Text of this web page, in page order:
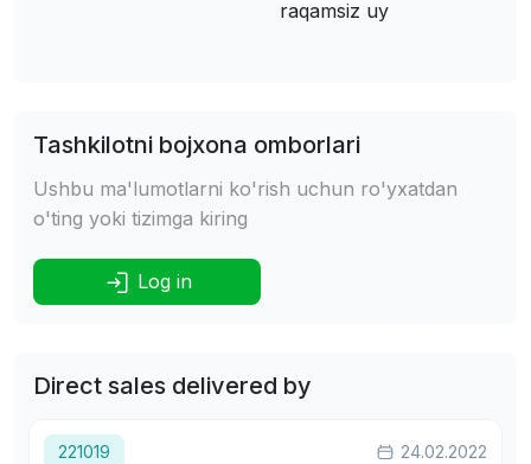
raqamsiz uy
Tashkilotni bojxona omborlari
Ushbu ma'lumotlarni ko'rish uchun ro'yxatdan
o'ting yoki tizimga kiring
Log in
Direct sales delivered by
221019 24.02.2022